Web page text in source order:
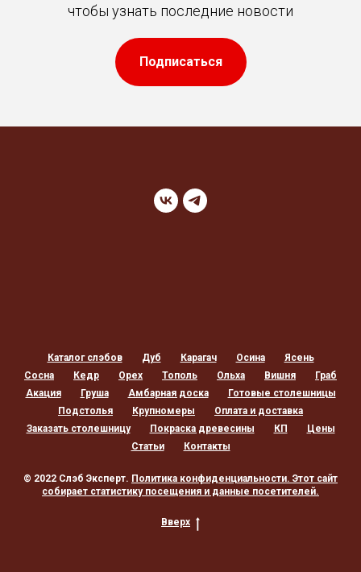
чтобы узнать последние новости
Подписаться
Каталог слэбов Дуб Карагач Осина
Ясень
Сосна
Кедр Орех Тополь Ольха Вишня
Граб
Акация
Груша Амбарная доска
Готовые столешницы
Подстолья
Крупномеры
Оплата и доставка
Заказать столешницу
Покраска древесины КП
Цены
Статьи
Контакты
© 2022 Слэб Эксперт. Политика конфиденциальности. Этот сайт
собирает статистику посещения и данные посетителей.
Вверх